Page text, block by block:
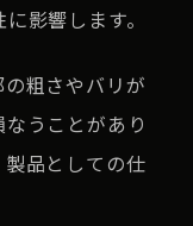
影響します。
粗さやバリが
うことがあり
品としての仕